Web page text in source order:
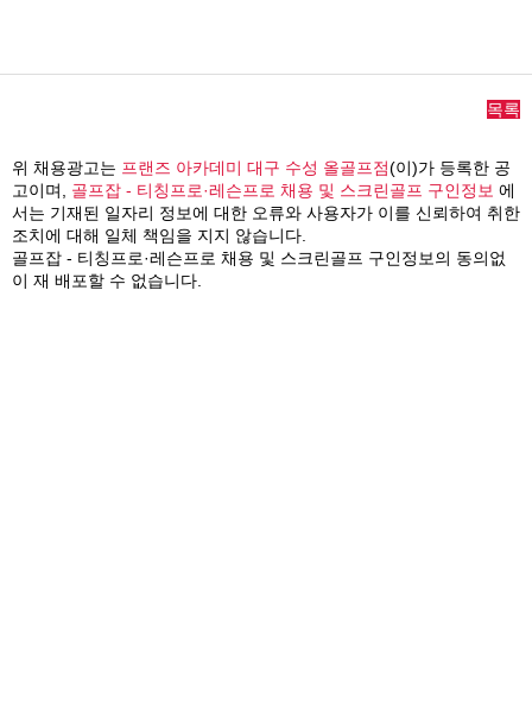
목록
위 채용광고는 프랜즈 아카데미 대구 수성 올골프점(이)가 등록한 공
고이며, 골프잡 - 티칭프로·레슨프로 채용 및 스크린골프 구인정보 에
서는 기재된 일자리 정보에 대한 오류와 사용자가 이를 신뢰하여 취한
조치에 대해 일체 책임을 지지 않습니다.
골프잡 - 티칭프로·레슨프로 채용 및 스크린골프 구인정보의 동의없
이 재 배포할 수 없습니다.